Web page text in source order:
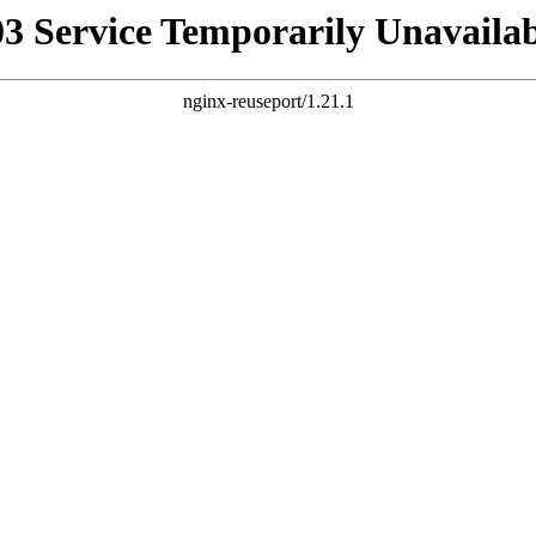
Service Temporarily
nginx-reuseport/1.21.1